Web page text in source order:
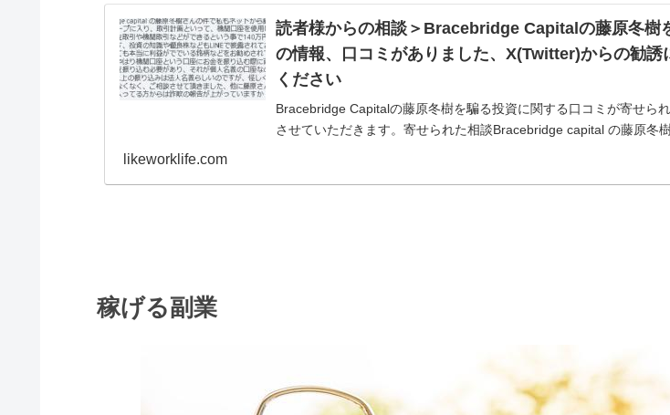
読者様からの相談＞Bracebridge Capitalの藤原冬樹
の情報、口コミがありました、X(Twitter)からの勧誘
ください
Bracebridge Capitalの藤原冬樹を騙る投資に関する口コミが寄せら
させていただきます。寄せられた相談Bracebridge capital の藤原冬
likeworklife.com
稼げる副業